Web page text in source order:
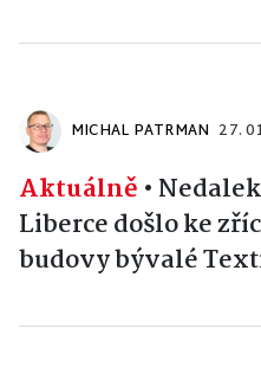
MICHAL PATRMAN 27.
Aktuálně •
Liberce došlo ke
budovy bývalé